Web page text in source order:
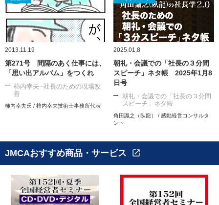
2013.11.19
第271号 間隔のあく仕事には、
「思い出アルバム」をつくれ
柿内幸夫─社長のための現場改
善
柿内幸夫氏 / 柿内幸夫技術士事務所代表
2025.01.8
朝礼・会議での「社長の３分間
スピーチ」ネタ帳 2025年1月8
日号
朝礼・会議での「社長の３分間
スピーチ」ネタ帳
角田識之（臥龍） / 感動経営コンサルタ
ント
JMCAおすすめ商品・サービス open_in_new